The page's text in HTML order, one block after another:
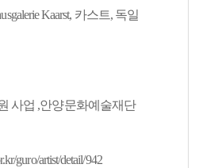
Kaarst, 카스트, 독일
사업 ,안양문화예술재단
guro/artist/detail/942